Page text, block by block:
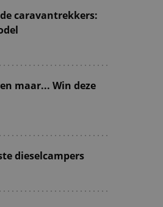
caravantrekkers:
maar... Win deze
dieselcampers